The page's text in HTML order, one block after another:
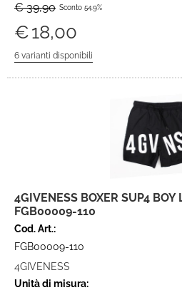
€ 39,90 Sconto 54.9%
€18,00
4GIVENESS BOXER SUP4 BOY
FGB00009-110
Cod. Art.:
FGB00009-110
4GIVENESS
Unità di misura: